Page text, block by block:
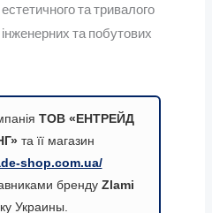
та тривалого
та побутових
ТОВ «ЕНТРЕЙД
та її магазин
shop.com.ua/
бренду Zlami
Украины.